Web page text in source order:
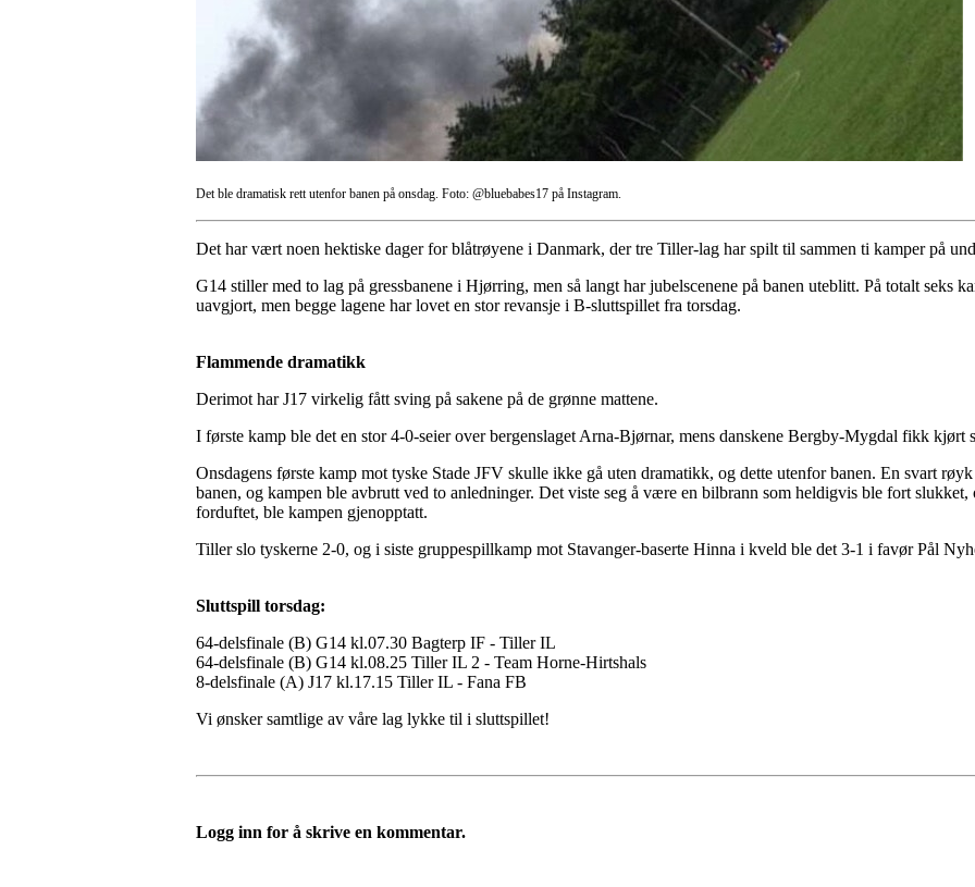
Det ble dramatisk rett utenfor banen på onsdag. Foto: @bluebabes17 på Instagram.
Det har vært noen hektiske dager for blåtrøyene i Danmark, der tre Tiller-lag har spilt til sammen ti kamper på
G14 stiller med to lag på gressbanene i Hjørring, men så langt har jubelscenene på banen uteblitt. På totalt seks
uavgjort, men begge lagene har lovet en stor revansje i B-sluttspillet fra torsdag.
Flammende dramatikk
Derimot har J17 virkelig fått sving på sakene på de grønne mattene.
I første kamp ble det en stor 4-0-seier over bergenslaget Arna-Bjørnar, mens danskene Bergby-Mygdal fikk
Onsdagens første kamp mot tyske Stade JFV skulle ikke gå uten dramatikk, og dette utenfor banen. En svart
banen, og kampen ble avbrutt ved to anledninger. Det viste seg å være en bilbrann som heldigvis ble fort slukket,
forduftet, ble kampen gjenopptatt.
Tiller slo tyskerne 2-0, og i siste gruppespillkamp mot Stavanger-baserte Hinna i kveld ble det 3-1 i favør Pål
Sluttspill torsdag:
64-delsfinale (B) G14 kl.07.30 Bagterp IF - Tiller IL
64-delsfinale (B) G14 kl.08.25 Tiller IL 2 - Team Horne-Hirtshals
8-delsfinale (A) J17 kl.17.15 Tiller IL - Fana FB
Vi ønsker samtlige av våre lag lykke til i sluttspillet!
Logg inn for å skrive en kommentar.